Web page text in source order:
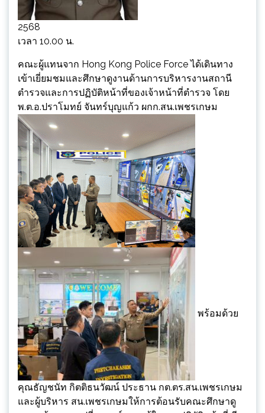
2568
เวลา 10.00 น.
คณะผู้แทนจาก Hong Kong Police Force ได้เดินทาง
เข้าเยี่ยมชมและศึกษาดูงานด้านการบริหารงานสถานี
ตำรวจและการปฏิบัติหน้าที่ของเจ้าหน้าที่ตำรวจ โดย
พ.ต.อ.ปราโมทย์ จันทร์บุญแก้ว ผกก.สน.เพชรเกษม
พร้อมด้วย
คุณธัญชนัท กิตติธนวัฒน์ ประธาน กต.ตร.สน.เพชรเกษม
และผู้บริหาร สน.เพชรเกษมให้การต้อนรับคณะศึกษาดู